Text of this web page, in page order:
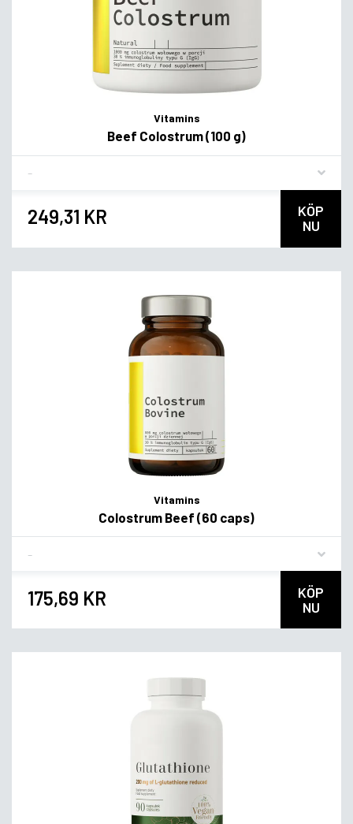
Vitamins
Beef Colostrum (100 g)
249,31 KR
KÖP
NU
Vitamins
Colostrum Beef (60 caps)
175,69 KR
KÖP
NU